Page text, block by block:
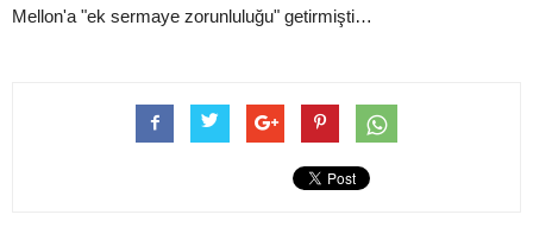
Mellon'a "ek sermaye zorunluluğu" getirmişti…